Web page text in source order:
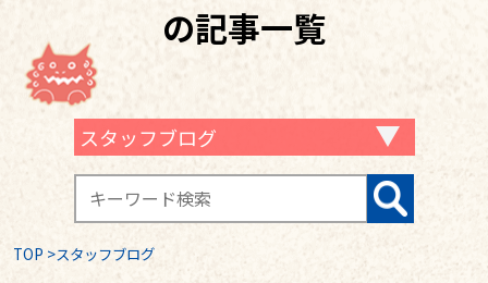
の記事一覧
スタッフブログ
TOP >スタッフブログ